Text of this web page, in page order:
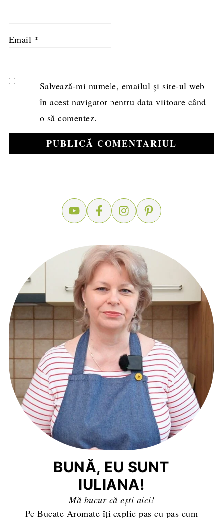
Email *
Salvează-mi numele, emailul și site-ul web
în acest navigator pentru data viitoare când
o să comentez.
BUNĂ, EU SUNT
IULIANA!
Mă bucur că ești aici!
Pe Bucate Aromate îți explic pas cu pas cum